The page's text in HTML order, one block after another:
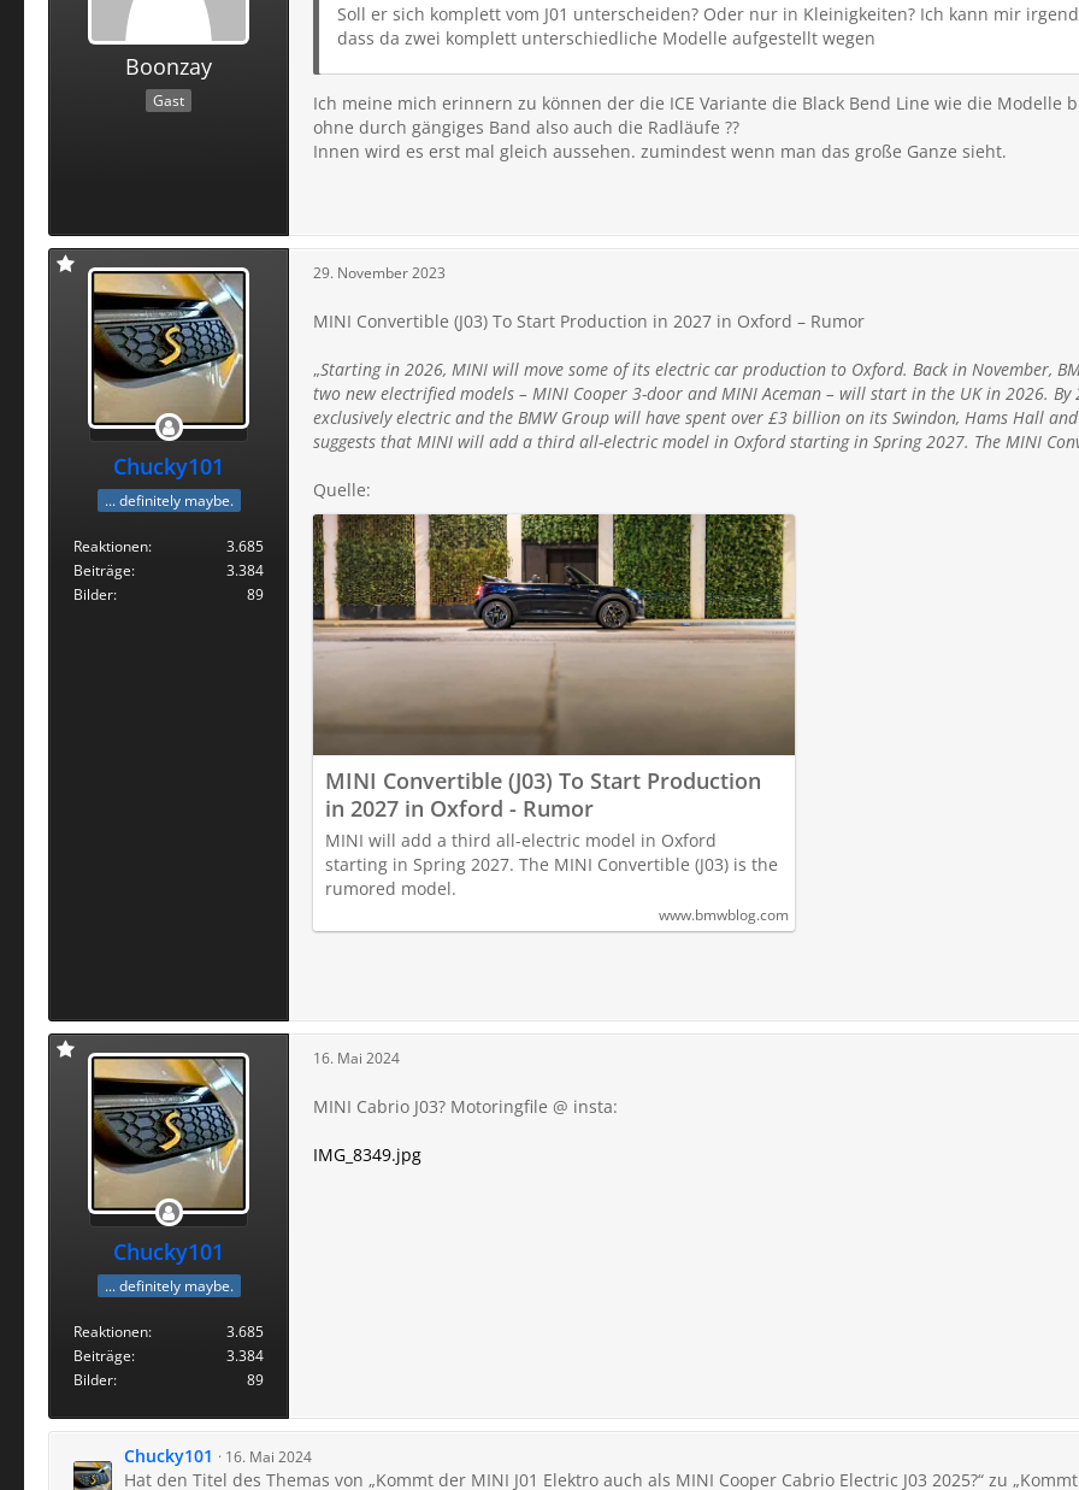
Boonzay
Gast
Soll er sich komplett vom J01 unterscheiden? Oder nur in Kleinigkeiten? Ich kann mir
dass da zwei komplett unterschiedliche Modelle aufgestellt wegen
Ich meine mich erinnern zu können der die ICE Variante die Black Bend Line wie die Modelle
ohne durch gängiges Band also auch die Radläufe ??
Innen wird es erst mal gleich aussehen. zumindest wenn man das große Ganze sieht.
Chucky101
... definitely maybe.
Reaktionen
3.685
Beiträge
3.384
Bilder
89
29. November 2023
MINI Convertible (J03) To Start Production in 2027 in Oxford – Rumor
„Starting in 2026, MINI will move some of its electric car production to Oxford. Back in November,
two new electrified models – MINI Cooper 3-door and MINI Aceman – will start in the UK in 2026.
exclusively electric and the BMW Group will have spent over £3 billion on its Swindon, Hams Hall
suggests that MINI will add a third all-electric model in Oxford starting in Spring 2027. The MINI
Quelle:
MINI Convertible (J03) To Start Production
in 2027 in Oxford - Rumor
MINI will add a third all-electric model in Oxford
starting in Spring 2027. The MINI Convertible (J03) is the
rumored model.
www.bmwblog.com
Chucky101
... definitely maybe.
Reaktionen
3.685
Beiträge
3.384
Bilder
89
16. Mai 2024
MINI Cabrio J03? Motoringfile @ insta:
IMG_8349.jpg
Chucky101 16. Mai 2024
Hat den Titel des Themas von „Kommt der MINI J01 Elektro auch als MINI Cooper Cabrio Electric J03 2025?“ zu